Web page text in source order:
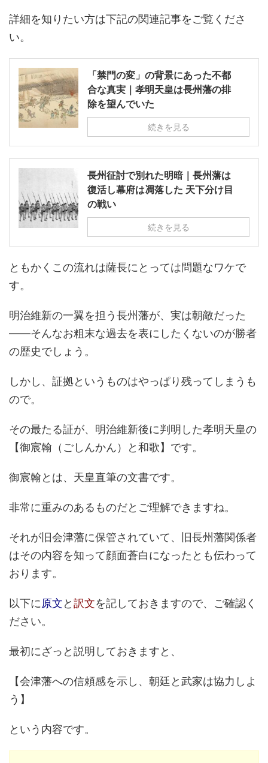
詳細を知りたい方は下記の関連記事をご覧くださ
い。
「禁門の変」の背景にあった不都
合な真実｜孝明天皇は長州藩の排
除を望んでいた
続きを見る
長州征討で別れた明暗｜長州藩は
復活し幕府は凋落した 天下分け目
の戦い
続きを見る
ともかくこの流れは薩長にとっては問題なワケで
す。
明治維新の一翼を担う長州藩が、実は朝敵だった
――そんなお粗末な過去を表にしたくないのが勝者
の歴史でしょう。
しかし、証拠というものはやっぱり残ってしまうも
ので。
その最たる証が、明治維新後に判明した孝明天皇の
【御宸翰（ごしんかん）と和歌】です。
御宸翰とは、天皇直筆の文書です。
非常に重みのあるものだとご理解できますね。
それが旧会津藩に保管されていて、旧長州藩関係者
はその内容を知って顔面蒼白になったとも伝わって
おります。
以下に原文と訳文を記しておきますので、ご確認く
ださい。
最初にざっと説明しておきますと、
【会津藩への信頼感を示し、朝廷と武家は協力しよ
う】
という内容です。